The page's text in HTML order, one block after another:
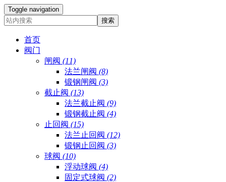
Toggle navigation
首页
阀门
闸阀 (11)
法兰闸阀 (8)
锻钢闸阀 (3)
截止阀 (13)
法兰截止阀 (9)
锻钢截止阀 (4)
止回阀 (15)
法兰止回阀 (12)
锻钢止回阀 (3)
球阀 (10)
浮动球阀 (4)
固定式球阀 (2)